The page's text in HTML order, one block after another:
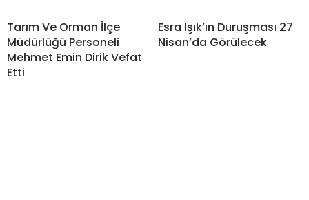
Tarım Ve Orman İlçe
Müdürlüğü Personeli
Mehmet Emin Dirik Vefat
Etti
Esra Işık’ın Duruşması 27
Nisan’da Görülecek